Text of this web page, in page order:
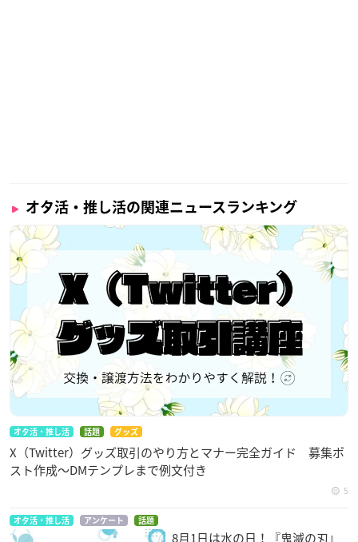
オタ活・推し活の関連ニュースランキング
オタ活・推し活 話題 グッズ
X（Twitter）グッズ取引のやり方とマナー完全ガイド 募集ポ
スト作成〜DMテンプレまで例文付き
5
オタ活・推し活 アンケート 話題
8月1日は水の日！『鬼滅の刃』